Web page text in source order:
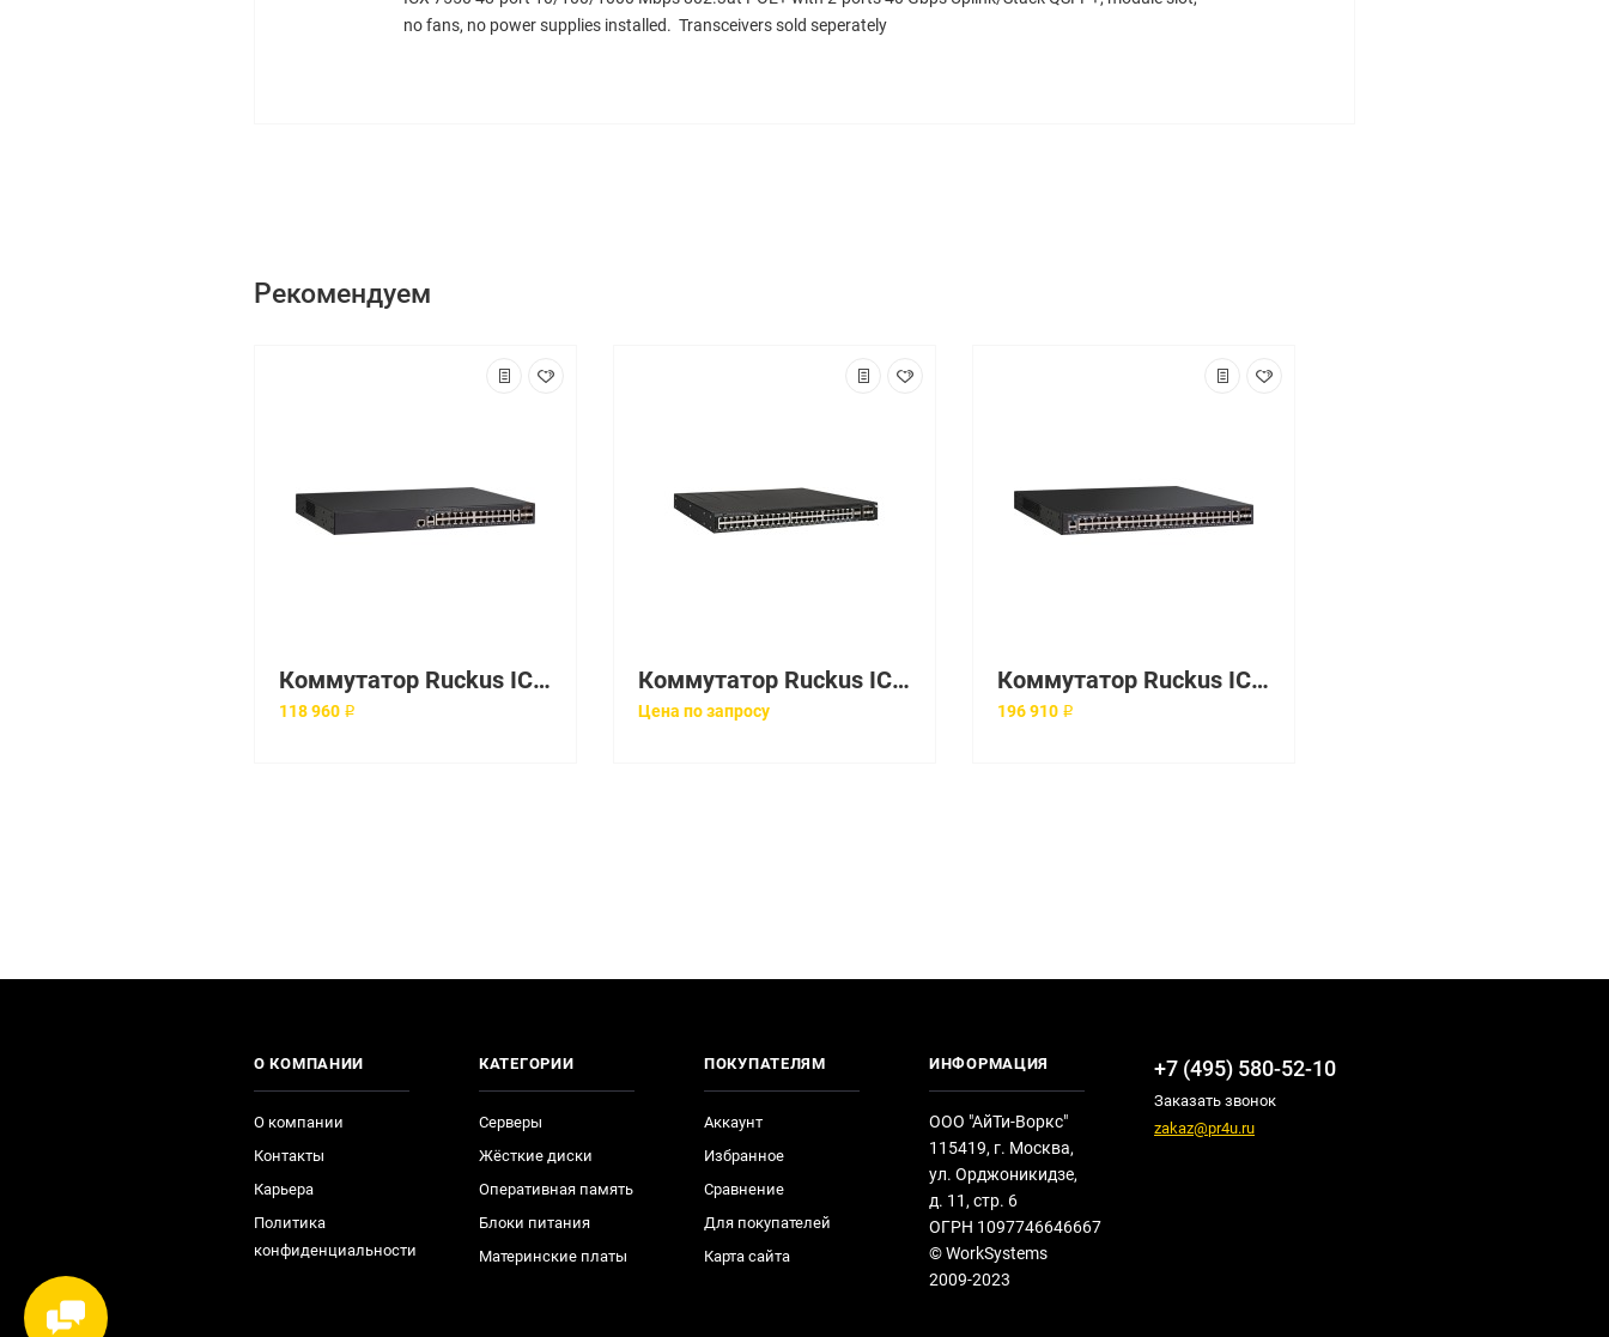
no fans, no power supplies installed. Transceivers sold seperately
Рекомендуем
Коммутатор Ruckus ICX7150-24P-4X10GR-A
118 960 ₽
Коммутатор Ruckus ICX7550-48ZP
Цена по запросу
Коммутатор Ruckus ICX7150-48PF-4X10GR-A
196 910 ₽
О КОМПАНИИ
О компании
Контакты
Карьера
Политика
конфиденциальности
КАТЕГОРИИ
Серверы
Жёсткие диски
Оперативная память
Блоки питания
Материнские платы
ПОКУПАТЕЛЯМ
Аккаунт
Избранное
Сравнение
Для покупателей
Карта сайта
ИНФОРМАЦИЯ
ООО "АйТи-Воркс"
115419, г. Москва,
ул. Орджоникидзе,
д. 11, стр. 6
ОГРН 1097746646667
© WorkSystems
2009-2023
+7 (495) 580-52-10
Заказать звонок
zakaz@pr4u.ru